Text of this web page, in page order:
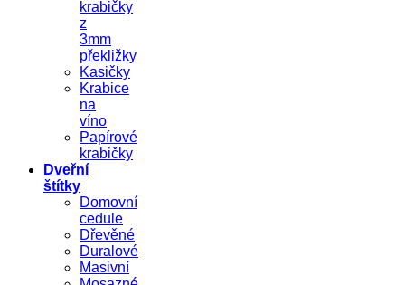
krabičky
z
3mm
překližky
Kasičky
Krabice
na
víno
Papírové
krabičky
Dveřní
štítky
Domovní
cedule
Dřevěné
Duralové
Masivní